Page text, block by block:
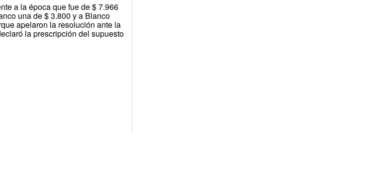
a la época que fue de $ 7.966
una de $ 3.800 y a Blanco
apelaron la resolución ante la
la prescripción del supuesto